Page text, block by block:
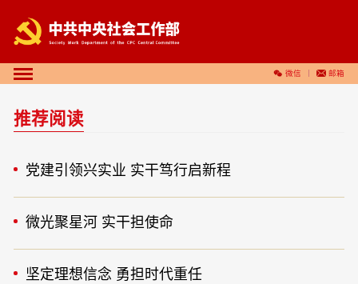
微信 邮箱
推荐阅读
党建引领兴实业 实干笃行启新程
微光聚星河 实干担使命
坚定理想信念 勇担时代重任